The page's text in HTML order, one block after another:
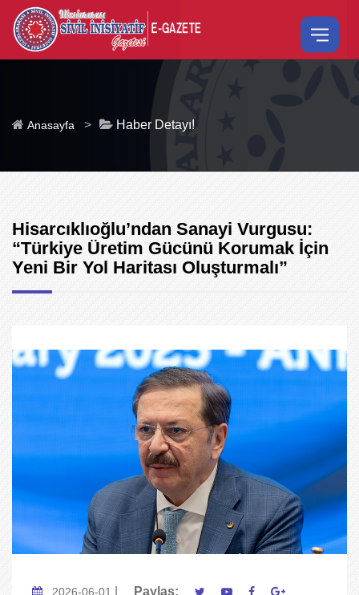
Anasayfa > Haber Detayı!
Hisarcıklıoğlu’ndan Sanayi Vurgusu:
“Türkiye Üretim Gücünü Korumak İçin
Yeni Bir Yol Haritası Oluşturmalı”
2026-06-01 Paylaş: